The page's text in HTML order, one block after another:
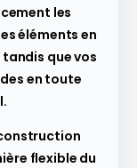
les
éléments en
que vos
en toute
flexible du